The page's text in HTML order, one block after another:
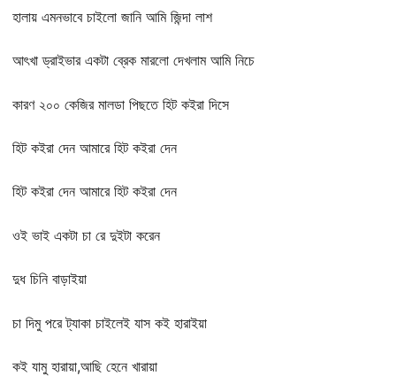
হালায় এমনভাবে চাইলো জানি আমি জিন্দা লাশ
আৎখা ড্রাইভার একটা ব্রেক মারলো দেখলাম আমি নিচে
কারণ ২০০ কেজির মালডা পিছতে হিট কইরা দিসে
হিট কইরা দেন আমারে হিট কইরা দেন
হিট কইরা দেন আমারে হিট কইরা দেন
ওই ভাই একটা চা রে দুইটা করেন
দুধ চিনি বাড়াইয়া
চা দিমু পরে ট্যাকা চাইলেই যাস কই হারাইয়া
কই যামু হারায়া,আছি হেনে খারায়া